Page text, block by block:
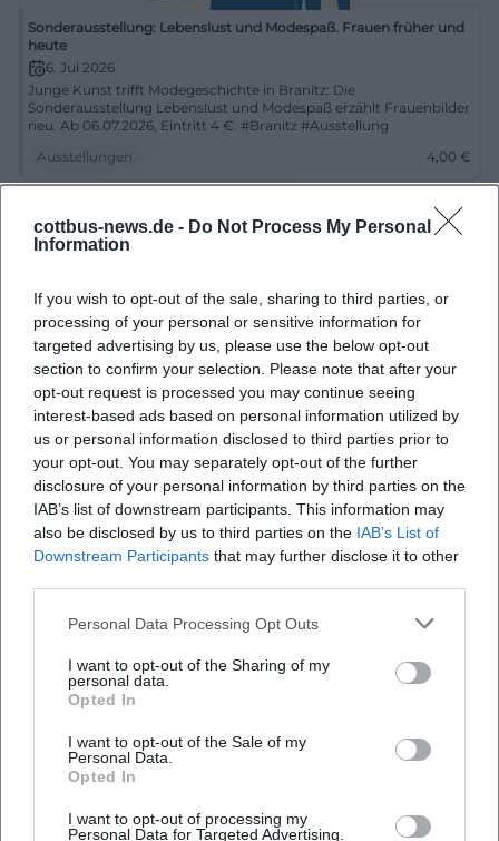
cottbus-news.de - Do Not Process My Personal
Information
If you wish to opt-out of the sale, sharing to third parties, or
processing of your personal or sensitive information for
targeted advertising by us, please use the below opt-out
section to confirm your selection. Please note that after your
opt-out request is processed you may continue seeing
interest-based ads based on personal information utilized by
us or personal information disclosed to third parties prior to
your opt-out. You may separately opt-out of the further
disclosure of your personal information by third parties on the
IAB’s list of downstream participants. This information may
also be disclosed by us to third parties on the IAB’s List of
Downstream Participants that may further disclose it to other
Personal Data Processing Opt Outs
I want to opt-out of the Sharing of my
personal data.
Opted In
I want to opt-out of the Sale of my
Personal Data.
Opted In
I want to opt-out of processing my
Personal Data for Targeted Advertising.
Sonderausstellung: Lebenslust und Modespaß. Frauen früher und
heute
6. Jul 2026
Junge Kunst trifft Modegeschichte in Branitz: Die
Sonderausstellung Lebenslust und Modespaß erzählt Frauenbilder
neu. Ab 06.07.2026, Eintritt 4 €. #Branitz #Ausstellung
Ausstellungen
4,00 €
Aufnahmezustand. Sammlungszugänge aus den Jahren 2021-
2025
6. Jul 2026
Neue Sammlungszugänge, starke Werkgruppen und klare
Kuratierung im BLMK Cottbus. Aufnahmezustand zeigt Kunst als
lebendigen Prozess. 13.06.–16.08.2026, 4 €. #Kunst
Ausstellungen
4,00€
Aufnahmezustand. Sammlungszugänge aus den Jahren 2021-